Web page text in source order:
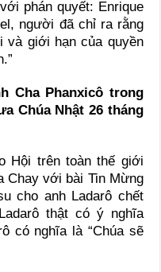
phán quyết: Enrique
người đã chỉ ra rằng
và giới hạn của quyền
Cha Phanxicô trong
Chúa Nhật 26 tháng
Hội trên toàn thế giới
Chay với bài Tin Mừng
cho anh Ladarô chết
thật có ý nghĩa
có nghĩa là “Chúa sẽ